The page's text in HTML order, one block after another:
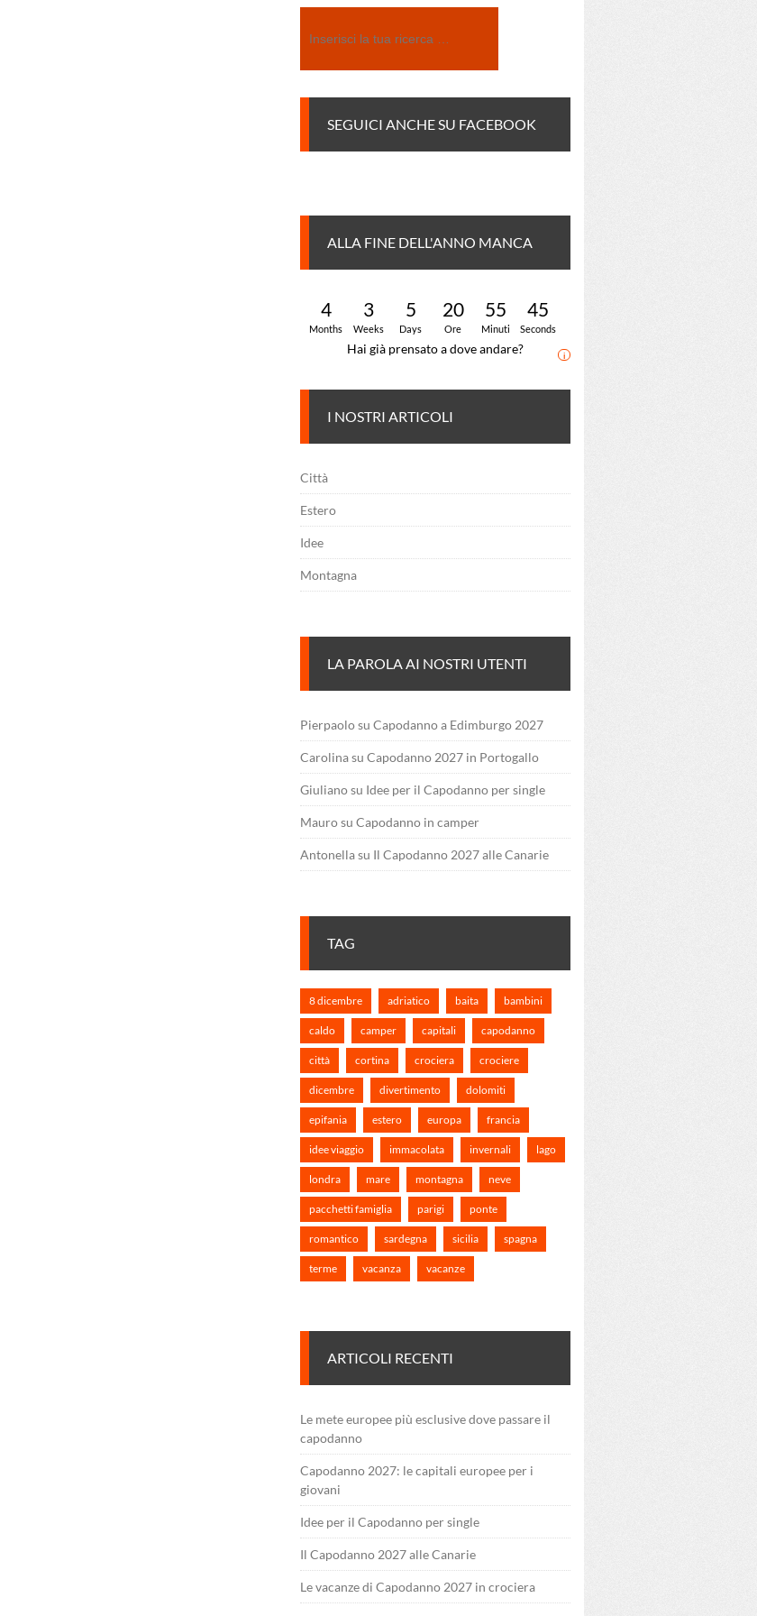
SEGUICI ANCHE SU FACEBOOK
ALLA FINE DELL'ANNO MANCA
4
Months
3
Weeks
5
Days
20
Ore
55
Minuti
44
Seconds
Hai già prensato a dove andare? i
I NOSTRI ARTICOLI
Città
Estero
Idee
Montagna
LA PAROLA AI NOSTRI UTENTI
Pierpaolosu Capodanno a Edimburgo 2027
Carolinasu Capodanno 2027 in Portogallo
Giulianosu Idee per il Capodanno per single
Maurosu Capodanno in camper
Antonellasu Il Capodanno 2027 alle Canarie
TAG
8 dicembre adriatico baita bambini
caldo camper capitali capodanno
città cortina crociera crociere
dicembre divertimento dolomiti
epifania estero europa francia
idee viaggio immacolata invernali lago
londra mare montagna neve
pacchetti famiglia parigi ponte
romantico sardegna sicilia spagna
terme vacanza vacanze
ARTICOLI RECENTI
Le mete europee più esclusive dove passare il
capodanno
Capodanno 2027: le capitali europee per i
giovani
Idee per il Capodanno per single
Il Capodanno 2027 alle Canarie
Le vacanze di Capodanno 2027 in crociera